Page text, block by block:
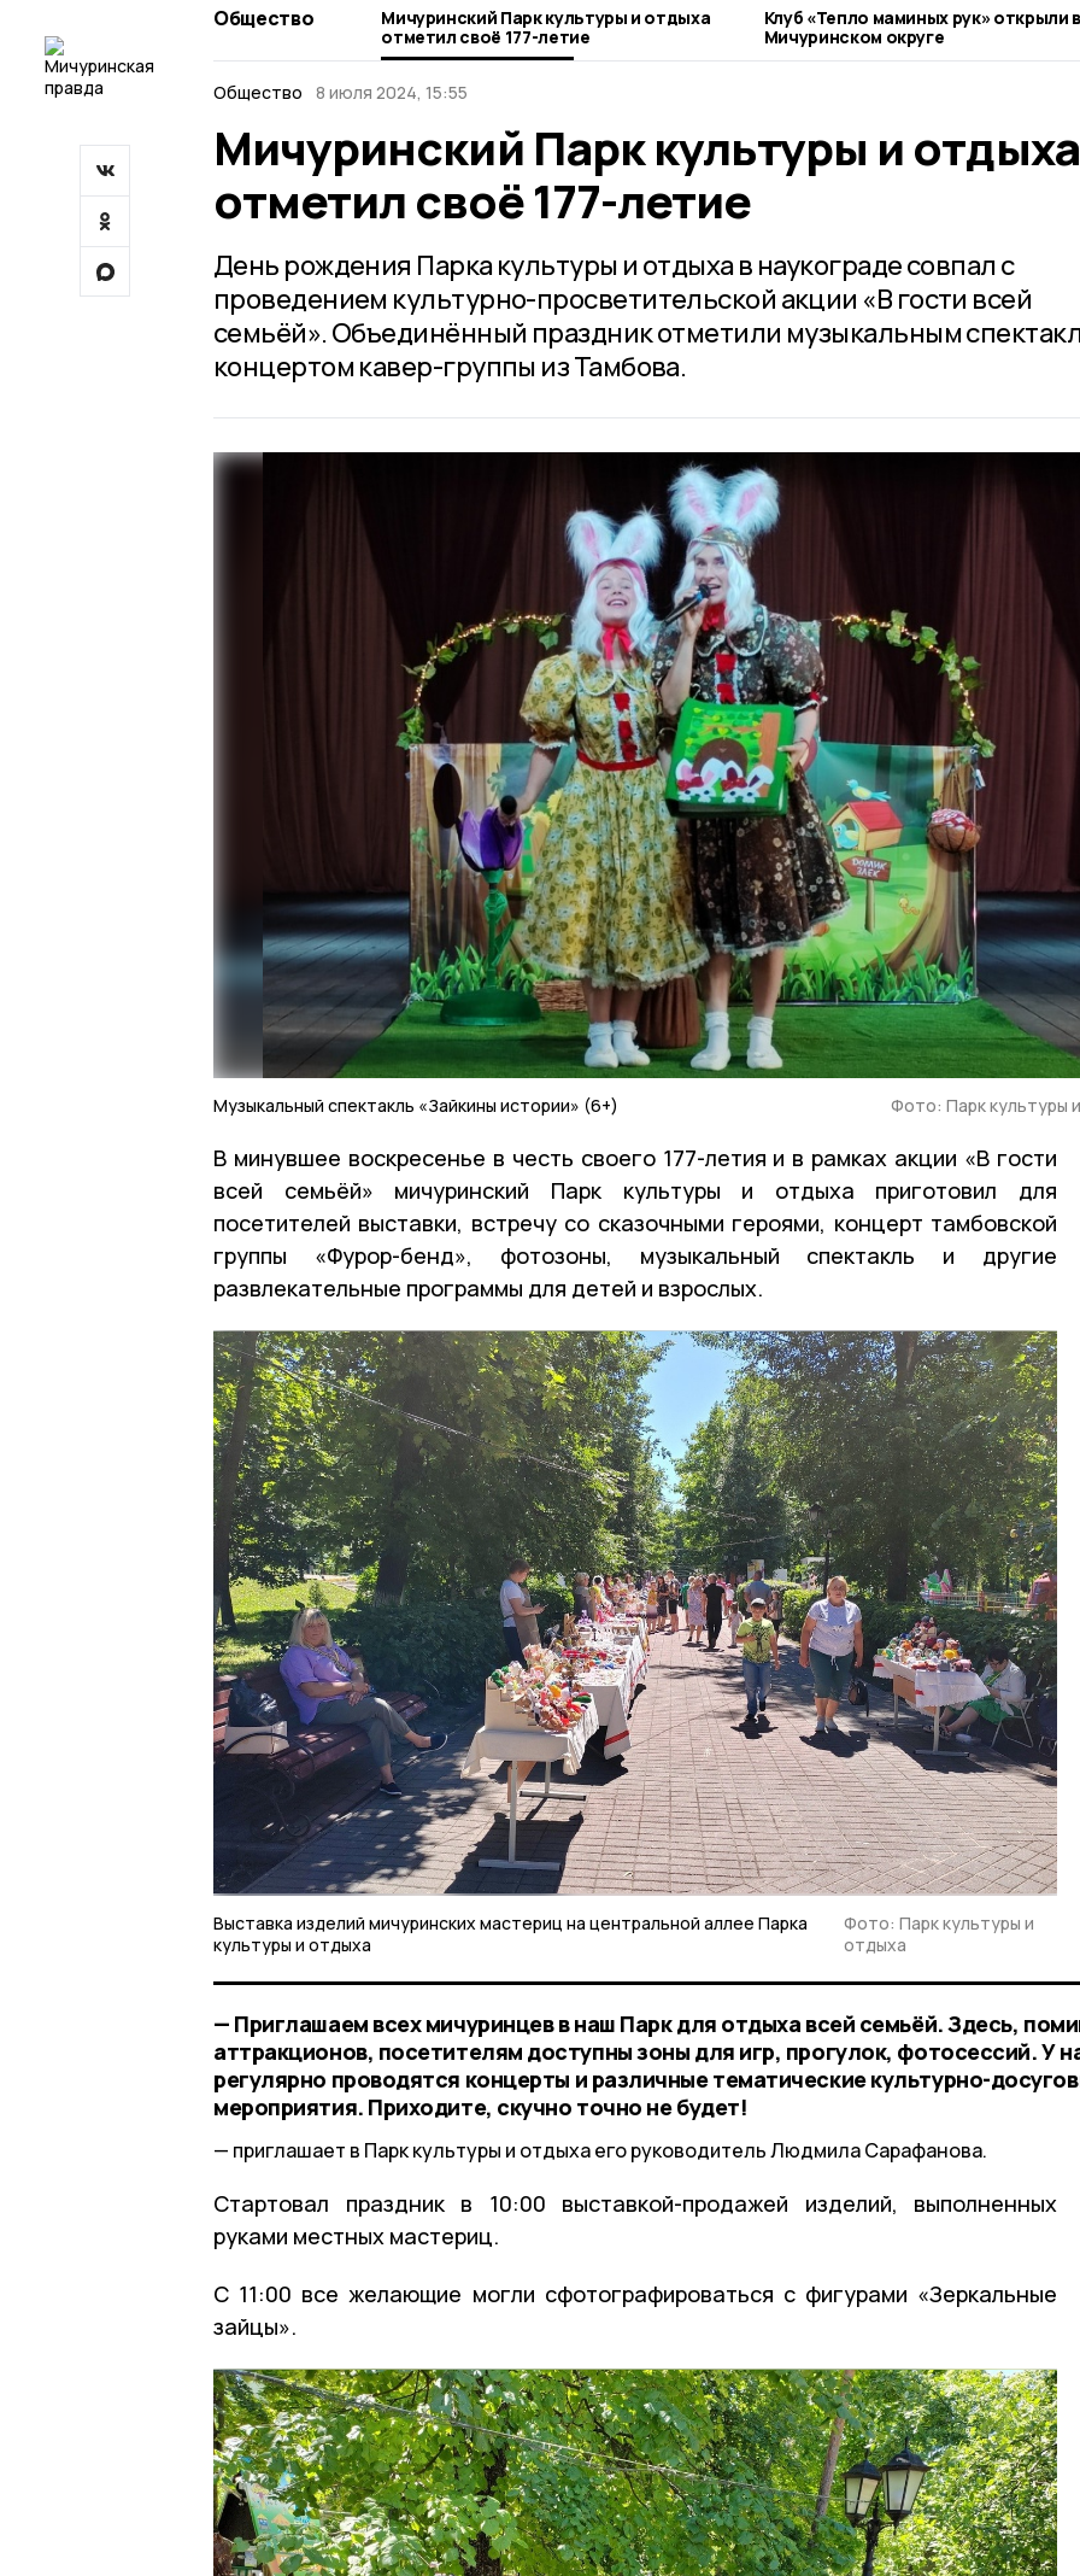
Общество
Мичуринский Парк культуры и отдыха
отметил своё 177-летие
Клуб «Тепло маминых рук» открыли в
Мичуринском округе
Общество
8 июля 2024, 15:55
Мичуринский Парк культуры и отдыха
отметил своё 177-летие
День рождения Парка культуры и отдыха в наукограде совпал с
проведением культурно-просветительской акции «В гости всей
семьёй». Объединённый праздник отметили музыкальным
концертом кавер-группы из Тамбова.
Музыкальный спектакль «Зайкины истории» (6+) Фото: Парк культуры
В минувшее воскресенье в честь своего 177-летия и в рамках акции «В гости
всей семьёй» мичуринский Парк культуры и отдыха приготовил для
посетителей выставки, встречу со сказочными героями, концерт тамбовской
группы «Фурор-бенд», фотозоны, музыкальный спектакль и другие
развлекательные программы для детей и взрослых.
Выставка изделий мичуринских мастериц на центральной аллее Парка
культуры и отдыха
Фото: Парк культуры и
отдыха
— Приглашаем всех мичуринцев в наш Парк для отдыха всей семьёй. Здесь,
аттракционов, посетителям доступны зоны для игр, прогулок, фотосессий. У
регулярно проводятся концерты и различные тематические культурно-
мероприятия. Приходите, скучно точно не будет!
приглашает в Парк культуры и отдыха его руководитель Людмила Сарафанова.
Стартовал праздник в 10:00 выставкой-продажей изделий, выполненных
руками местных мастериц.
С 11:00 все желающие могли сфотографироваться с фигурами «Зеркальные
зайцы».